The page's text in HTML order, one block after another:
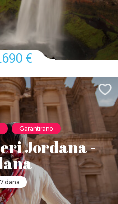
€
Garantirano
Jordana -
7 dana